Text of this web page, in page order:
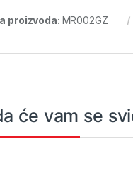
proizvoda: MR002GZ
će vam se